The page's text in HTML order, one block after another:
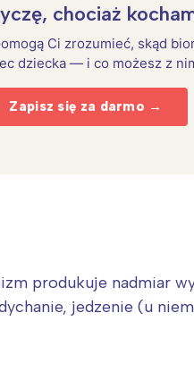
chociaż
Ci zrozumieć, skąd
dziecka — i co możesz z
Zapisz się za darmo →
produkuje nadmiar
jedzenie (u
z tego regionu:
Śląsk
Kraków